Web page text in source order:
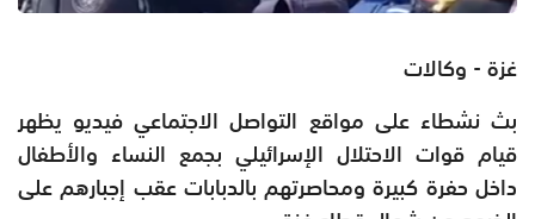
غزة - وكالات
بث نشطاء على مواقع التواصل الاجتماعي فيديو يظهر
قيام قوات الاحتلال الإسرائيلي بجمع النساء والأطفال
داخل حفرة كبيرة ومحاصرتهم بالدبابات عقب إجبارهم على